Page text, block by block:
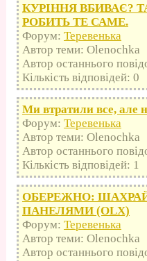
КУРІННЯ ВБИВАЄ?
РОБИТЬ ТЕ САМЕ.
Форум: Теревенька
Автор теми: Olenochka
Автор останнього
Кількість відповідей: 0
Ми втратили все, але
Форум: Теревенька
Автор теми: Olenochka
Автор останнього
Кількість відповідей: 1
ОБЕРЕЖНО:
ПАНЕЛЯМИ (OLX)
Форум: Теревенька
Автор теми: Olenochka
Автор останнього